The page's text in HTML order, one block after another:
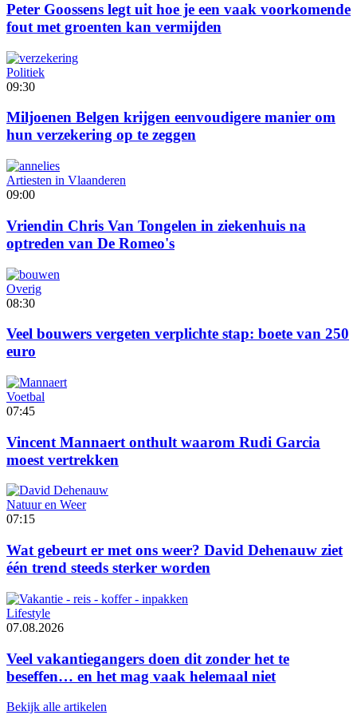
Peter Goossens legt uit hoe je een vaak voorkomende
fout met groenten kan vermijden
Politiek
09:30
Miljoenen Belgen krijgen eenvoudigere manier om
hun verzekering op te zeggen
Artiesten in Vlaanderen
09:00
Vriendin Chris Van Tongelen in ziekenhuis na
optreden van De Romeo's
Overig
08:30
Veel bouwers vergeten verplichte stap: boete van 250
euro
Voetbal
07:45
Vincent Mannaert onthult waarom Rudi Garcia
moest vertrekken
Natuur en Weer
07:15
Wat gebeurt er met ons weer? David Dehenauw ziet
één trend steeds sterker worden
Lifestyle
07.08.2026
Veel vakantiegangers doen dit zonder het te
beseffen… en het mag vaak helemaal niet
Bekijk alle artikelen